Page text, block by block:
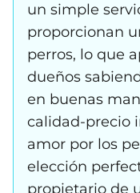
un simple
proporcionan
perros, lo que
dueños
en buenas
calidad-precio
amor por los
elección
propietario de